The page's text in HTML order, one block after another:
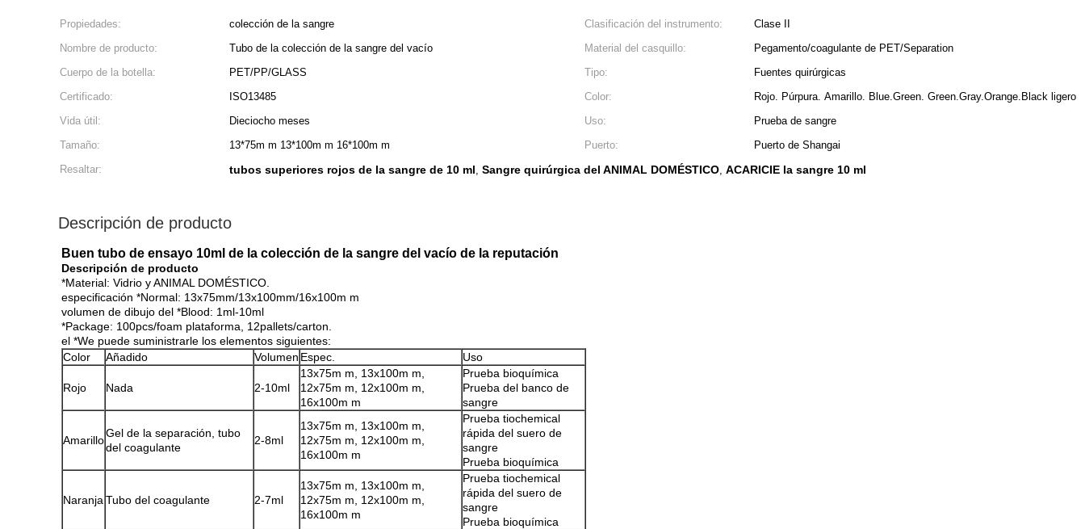
Propiedades: colección de la sangre Clasificación del instrumento:
Clase II
Nombre de producto:
Tubo de la colección de la sangre del vacío Material del casquillo:
Pegamento/coagulante de PET/Separation
Cuerpo de la botella:
PET/PP/GLASS Tipo:
Fuentes quirúrgicas
Certificado:
ISO13485 Color:
Rojo. Púrpura. Amarillo. Blue.Green. Green.Gray.Orange.Black ligero
Vida útil:
Dieciocho meses Uso:
Prueba de sangre
Tamaño:
13*75m m 13*100m m 16*100m m Puerto:
Puerto de Shangai
Resaltar:
tubos superiores rojos de la sangre de 10 ml, Sangre quirúrgica del ANIMAL DOMÉSTICO, ACARICIE la sangre 10 ml
Descripción de producto
Buen tubo de ensayo 10ml de la colección de la sangre del vacío de la reputación
Descripción de producto
*Material: Vidrio y ANIMAL DOMÉSTICO.
especificación *Normal: 13x75mm/13x100mm/16x100m m
volumen de dibujo del *Blood: 1ml-10ml
*Package: 100pcs/foam plataforma, 12pallets/carton.
el *We puede suministrarle los elementos siguientes:
Color
Añadido Volumen Espec. Uso
Rojo Nada 2-10ml
13x75m m, 13x100m m,
12x75m m, 12x100m m,
16x100m m
Prueba bioquímica
Prueba del banco de
sangre
Amarillo
Gel de la separación, tubo
del coagulante
2-8ml
13x75m m, 13x100m m,
12x75m m, 12x100m m,
16x100m m
Prueba tiochemical
rápida del suero de
sangre
Prueba bioquímica
Naranja Tubo del coagulante 2-7ml
13x75m m, 13x100m m,
12x75m m, 12x100m m,
16x100m m
Prueba tiochemical
rápida del suero de
sangre
Prueba bioquímica